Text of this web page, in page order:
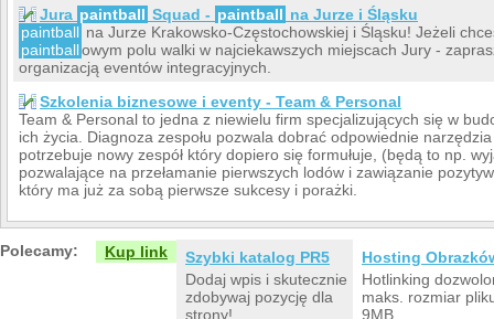
Jura paintball Squad - paintball na Jurze i Śląsku
paintball na Jurze Krakowsko-Częstochowskiej i Śląsku! Jeżeli
paintballowym polu walki w najciekawszych miejscach Jury -
organizacją eventów integracyjnych.
Szkolenia biznesowe i eventy - Team & Personal
Team & Personal to jedna z niewielu firm specjalizujących się w
ich życia. Diagnoza zespołu pozwala dobrać odpowiednie
potrzebuje nowy zespół który dopiero się formułuje, (będą to np.
pozwalające na przełamanie pierwszych lodów i zawiązanie
który ma już za sobą pierwsze sukcesy i porażki.
Polecamy: Kup link
Szybki katalog PR5
Dodaj wpis i skutecznie
zdobywaj pozycję dla
strony!
Hosting
Hotlinking
maks. rozmiar
9MB